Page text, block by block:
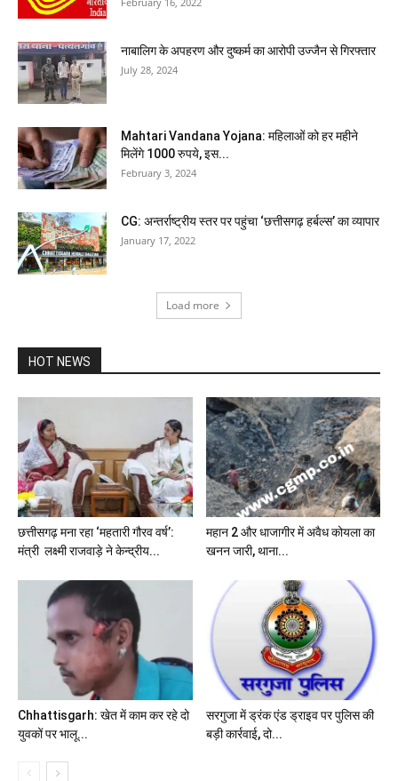
नाबालिग के अपहरण और दुष्कर्म का आरोपी उज्जैन से गिरफ्तार
July 28, 2024
Mahtari Vandana Yojana: महिलाओं को हर महीने
मिलेंगे 1000 रुपये, इस...
February 3, 2024
CG: अन्तर्राष्ट्रीय स्तर पर पहुंचा ‘छत्तीसगढ़ हर्बल्स’ का व्यापार
January 17, 2022
Load more
HOT NEWS
छत्तीसगढ़ मना रहा ‘महतारी गौरव वर्ष’:
मंत्री लक्ष्मी राजवाड़े ने केन्द्रीय...
महान 2 और धाजागीर में अवैध कोयला का
खनन जारी, थाना...
Chhattisgarh: खेत में काम कर रहे दो
युवकों पर भालू...
सरगुजा में ड्रंक एंड ड्राइव पर पुलिस की
बड़ी कार्रवाई, दो...